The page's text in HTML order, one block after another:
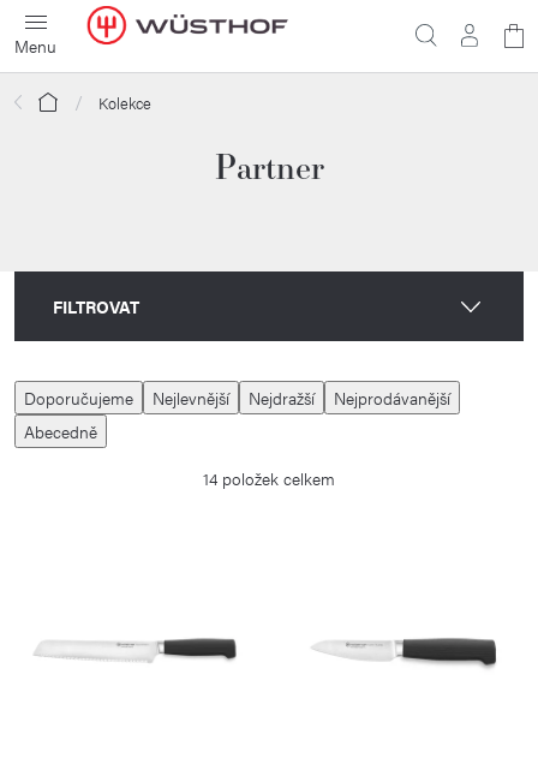
Přejít
na
obsah
Domů Kolekce
Partner
FILTROVAT
V
ý
p
Ř
a
z
Doporučujeme Nejlevnější Nejdražší
Nejprodávanější
Abecedně
14 položek celkem